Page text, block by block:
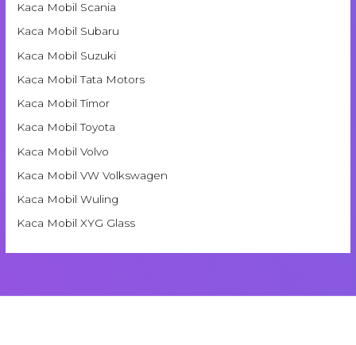
Kaca Mobil Scania
Kaca Mobil Subaru
Kaca Mobil Suzuki
Kaca Mobil Tata Motors
Kaca Mobil Timor
Kaca Mobil Toyota
Kaca Mobil Volvo
Kaca Mobil VW Volkswagen
Kaca Mobil Wuling
Kaca Mobil XYG Glass